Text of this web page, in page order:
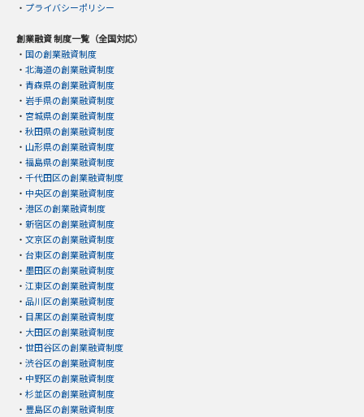
・ プライバシーポリシー
創業融資 制度一覧（全国対応）
・ 国の創業融資制度
・ 北海道の創業融資制度
・ 青森県の創業融資制度
・ 岩手県の創業融資制度
・ 宮城県の創業融資制度
・ 秋田県の創業融資制度
・ 山形県の創業融資制度
・ 福島県の創業融資制度
・ 千代田区の創業融資制度
・ 中央区の創業融資制度
・ 港区の創業融資制度
・ 新宿区の創業融資制度
・ 文京区の創業融資制度
・ 台東区の創業融資制度
・ 墨田区の創業融資制度
・ 江東区の創業融資制度
・ 品川区の創業融資制度
・ 目黒区の創業融資制度
・ 大田区の創業融資制度
・ 世田谷区の創業融資制度
・ 渋谷区の創業融資制度
・ 中野区の創業融資制度
・ 杉並区の創業融資制度
・ 豊島区の創業融資制度